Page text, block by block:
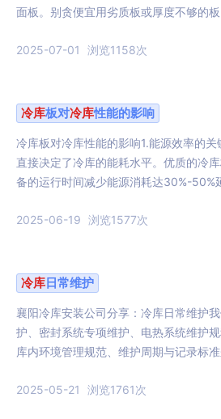
面板。别贪便宜用劣质板或厚度不够的
2025-07-01 浏览1158次
冷库板对冷库性能的影响
冷库板对冷库性能的影响1.能源效率的
直接决定了冷库的能耗水平。优质的冷
备的运行时间减少能源消耗达30%-50%
2025-06-19 浏览1577次
冷库日常维护
襄阳冷库安装公司分享：冷库日常维护
护、密封系统专项维护、电热系统维护规
库内环境管理规范、维护周期与记录标
2025-05-21 浏览1761次